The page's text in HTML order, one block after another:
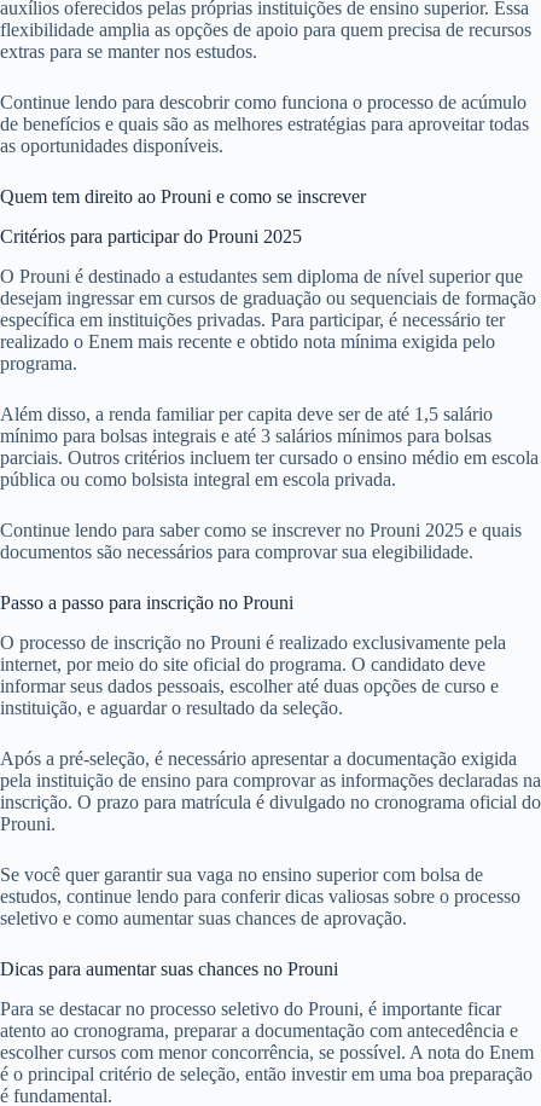
auxílios oferecidos pelas próprias instituições de ensino superior. Essa
flexibilidade amplia as opções de apoio para quem precisa de recursos
extras para se manter nos estudos.
Continue lendo para descobrir como funciona o processo de acúmulo
de benefícios e quais são as melhores estratégias para aproveitar todas
as oportunidades disponíveis.
Quem tem direito ao Prouni e como se inscrever
Critérios para participar do Prouni 2025
O Prouni é destinado a estudantes sem diploma de nível superior que
desejam ingressar em cursos de graduação ou sequenciais de formação
específica em instituições privadas. Para participar, é necessário ter
realizado o Enem mais recente e obtido nota mínima exigida pelo
programa.
Além disso, a renda familiar per capita deve ser de até 1,5 salário
mínimo para bolsas integrais e até 3 salários mínimos para bolsas
parciais. Outros critérios incluem ter cursado o ensino médio em escola
pública ou como bolsista integral em escola privada.
Continue lendo para saber como se inscrever no Prouni 2025 e quais
documentos são necessários para comprovar sua elegibilidade.
Passo a passo para inscrição no Prouni
O processo de inscrição no Prouni é realizado exclusivamente pela
internet, por meio do site oficial do programa. O candidato deve
informar seus dados pessoais, escolher até duas opções de curso e
instituição, e aguardar o resultado da seleção.
Após a pré-seleção, é necessário apresentar a documentação exigida
pela instituição de ensino para comprovar as informações declaradas na
inscrição. O prazo para matrícula é divulgado no cronograma oficial do
Prouni.
Se você quer garantir sua vaga no ensino superior com bolsa de
estudos, continue lendo para conferir dicas valiosas sobre o processo
seletivo e como aumentar suas chances de aprovação.
Dicas para aumentar suas chances no Prouni
Para se destacar no processo seletivo do Prouni, é importante ficar
atento ao cronograma, preparar a documentação com antecedência e
escolher cursos com menor concorrência, se possível. A nota do Enem
é o principal critério de seleção, então investir em uma boa preparação
é fundamental.